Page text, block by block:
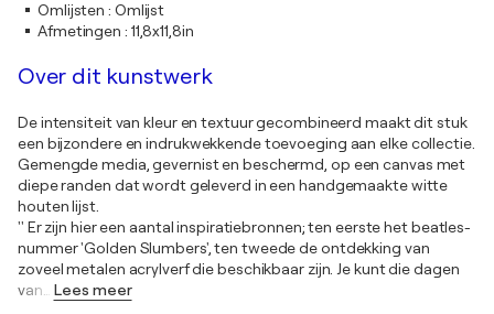
Omlijsten : Omlijst
Afmetingen : 11,8x11,8in
Over dit kunstwerk
De intensiteit van kleur en textuur gecombineerd maakt dit stuk
een bijzondere en indrukwekkende toevoeging aan elke collectie.
Gemengde media, gevernist en beschermd, op een canvas met
diepe randen dat wordt geleverd in een handgemaakte witte
houten lijst.
'' Er zijn hier een aantal inspiratiebronnen; ten eerste het beatles-
nummer 'Golden Slumbers', ten tweede de ontdekking van
zoveel metalen acrylverf die beschikbaar zijn. Je kunt die dagen
van
Lees meer